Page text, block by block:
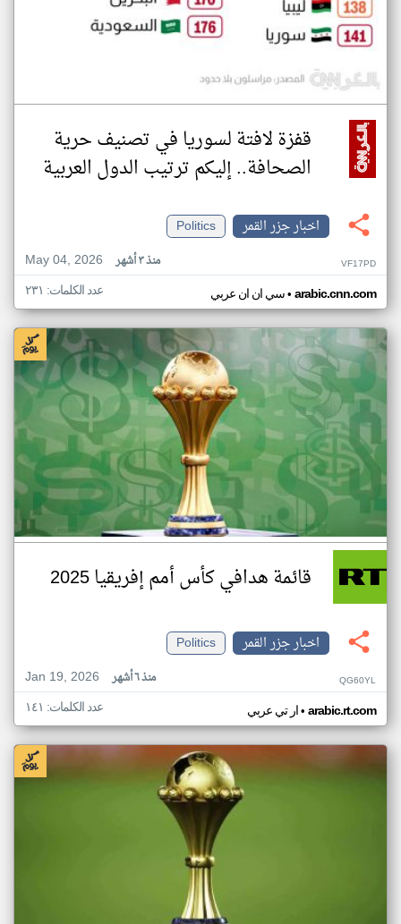
قفزة لافتة لسوريا في تصنيف حرية
الصحافة.. إليكم ترتيب الدول العربية
اخبار جزر القمر
Politics
May 04, 2026
منذ ٣ أشهر VF17PD
سي ان ان عربي• arabic.cnn.com عدد الكلمات: ٢٣١
قائمة هدافي كأس أمم إفريقيا 2025
اخبار جزر القمر
Politics
Jan 19, 2026
منذ ٦ أشهر QG60YL
ار تي عربي• arabic.rt.com عدد الكلمات: ١٤١